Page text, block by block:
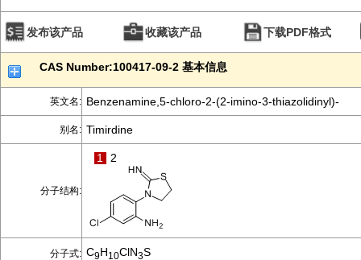
发布该产品 收藏该产品 下载PDF格式
CAS Number:100417-09-2 基本信息
英文名: Benzenamine,5-chloro-2-(2-imino-3-thiazolidinyl)-
别名: Timirdine
分子结构:
1 2
分子式: C9H10ClN3S